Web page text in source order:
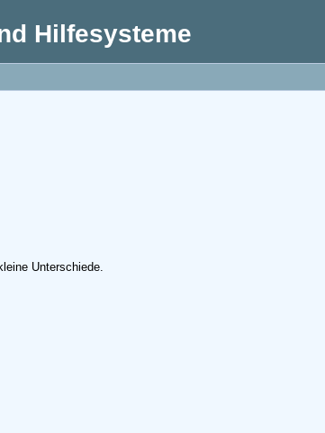
Hilfesysteme
Unterschiede.